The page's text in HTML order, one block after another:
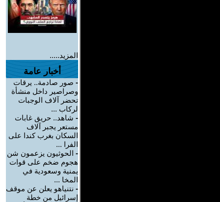
المزيد.....
أخبار عامة
- صور صادمة.. يرقات
وصراصير داخل منشأة
تحضر آلاف الوجبات
لركاب ...
- شاهد.. حريق غابات
مستعر يجبر آلاف
السكان بغرب كندا على
الفرا ...
- الحوثيون يزعمون شن
هجوم ضخم على قوات
يمنية وسعودية في
المخا ...
- نتنياهو يعلن عن موقف
إسرائيل من خطة